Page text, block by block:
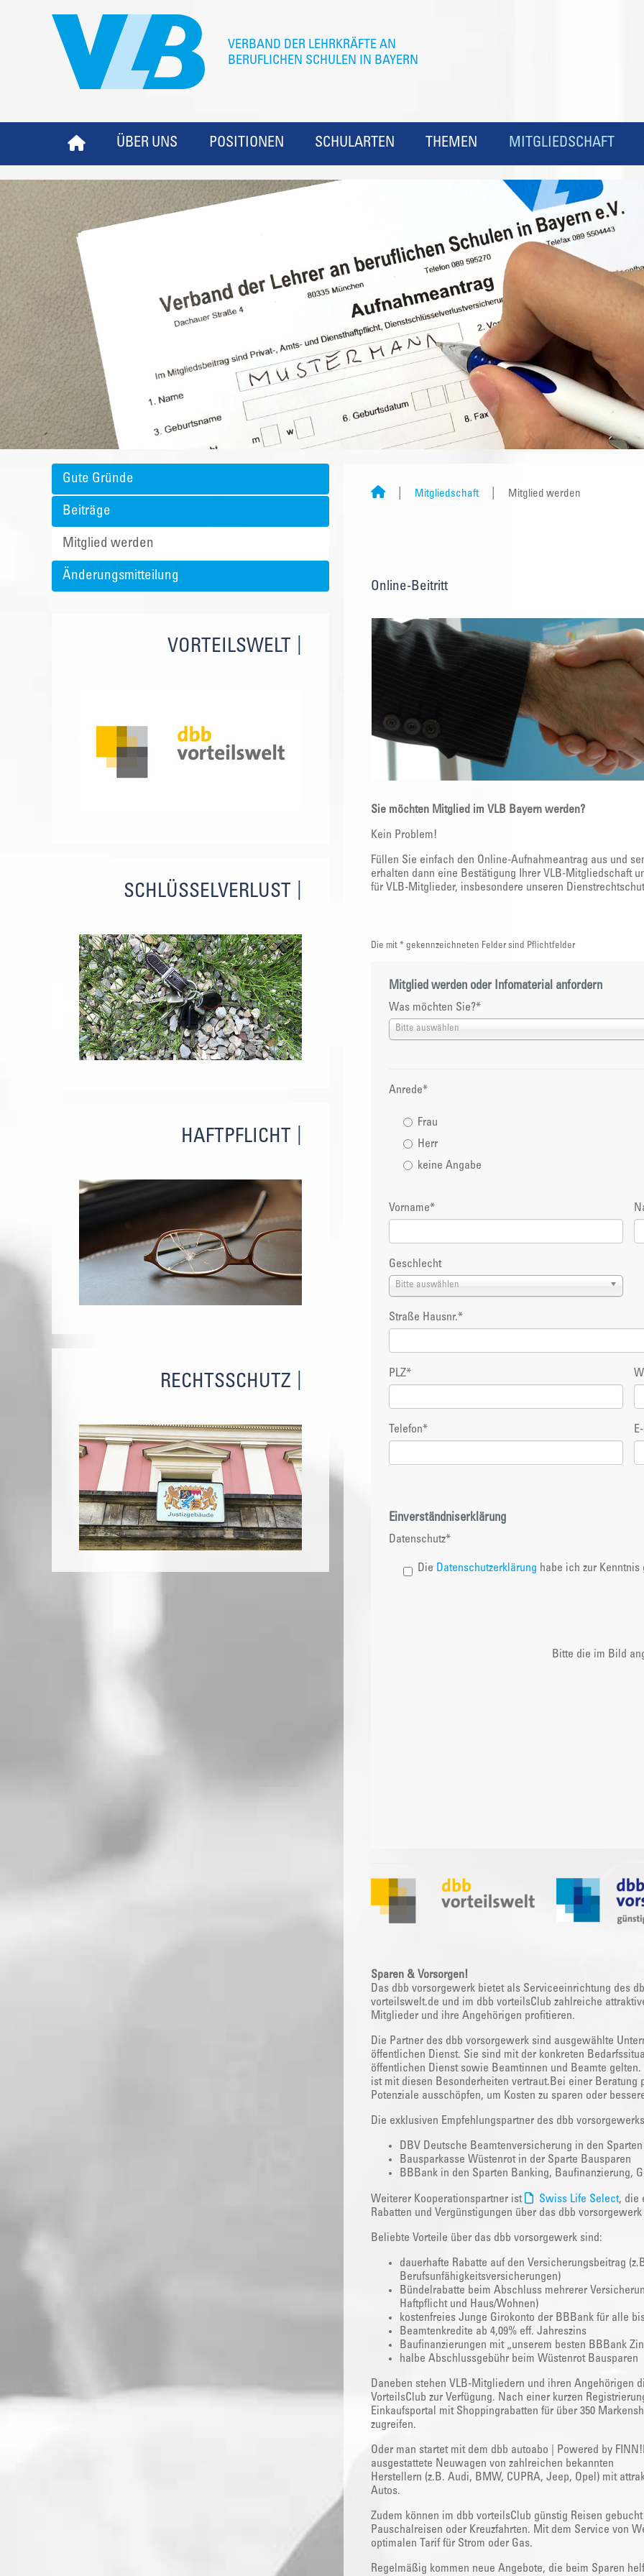
ÜBER UNS POSITIONEN SCHULARTEN THEMEN MITGLIEDSCHAFT
Gute Gründe
Beiträge
Mitglied werden
Änderungsmitteilung
VORTEILSWELT
SCHLÜSSELVERLUST
HAFTPFLICHT
RECHTSSCHUTZ
Mitgliedschaft Mitglied werden
Online-Beitritt
Sie möchten Mitglied im VLB Bayern werden?
Kein Problem!
Füllen Sie einfach den Online-Aufnahmeantrag aus und
erhalten dann eine Bestätigung Ihrer VLB-Mitgliedschaft
für VLB-Mitglieder, insbesondere unseren
Die mit * gekennzeichneten Felder sind Pflichtfelder
Mitglied werden oder Infomaterial anfordern
Was möchten Sie?*
Bitte auswählen
Anrede*
Frau
Herr
keine Angabe
Vorname*
Geschlecht
Bitte auswählen
Straße Hausnr.*
PLZ*
Telefon*
Einverständniserklärung
Datenschutz*
Die Datenschutzerklärung habe ich zur Kenntnis
Bitte die im Bild
Sparen & Vorsorgen!
Das dbb vorsorgewerk bietet als Serviceeinrichtung des
vorteilswelt.de und im dbb vorteilsClub zahlreiche
Mitglieder und ihre Angehörigen profitieren.
Die Partner des dbb vorsorgewerk sind ausgewählte
öffentlichen Dienst. Sie sind mit der konkreten
öffentlichen Dienst sowie Beamtinnen und Beamte
ist mit diesen Besonderheiten vertraut.Bei einer
Potenziale ausschöpfen, um Kosten zu sparen oder
Die exklusiven Empfehlungspartner des dbb
DBV Deutsche Beamtenversicherung in den
Bausparkasse Wüstenrot in der Sparte Bausparen
BBBank in den Sparten Banking, Baufinanzierung,
Weiterer Kooperationspartner ist Swiss Life Select, die
Rabatten und Vergünstigungen über das dbb
Beliebte Vorteile über das dbb vorsorgewerk sind:
dauerhafte Rabatte auf den Versicherungsbeitrag
Berufsunfähigkeitsversicherungen)
Bündelrabatte beim Abschluss mehrerer
Haftpflicht und Haus/Wohnen)
kostenfreies Junge Girokonto der BBBank für alle
Beamtenkredite ab 4,09% eff. Jahreszins
Baufinanzierungen mit „unserem besten BBBank
halbe Abschlussgebühr beim Wüstenrot Bausparen
Daneben stehen VLB-Mitgliedern und ihren Angehörigen
VorteilsClub zur Verfügung. Nach einer kurzen
Einkaufsportal mit Shoppingrabatten für über 350
zugreifen.
Oder man startet mit dem dbb autoabo | Powered by
ausgestattete Neuwagen von zahlreichen bekannten
Herstellern (z.B. Audi, BMW, CUPRA, Jeep, Opel) mit
Autos.
Zudem können im dbb vorteilsClub günstig Reisen
Pauschalreisen oder Kreuzfahrten. Mit dem Service von
optimalen Tarif für Strom oder Gas.
Regelmäßig kommen neue Angebote, die beim Sparen